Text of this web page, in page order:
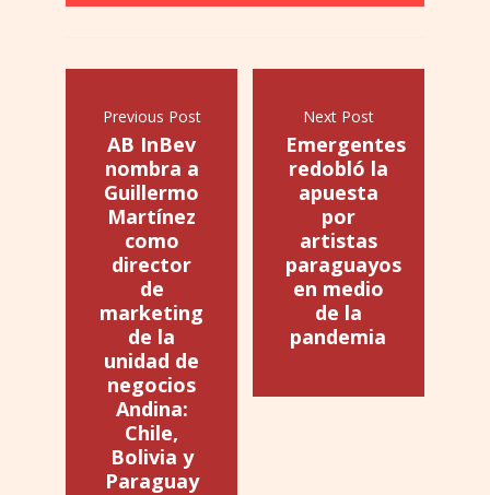
Previous Post
AB InBev
nombra a
Guillermo
Martínez
como
director
de
marketing
de la
unidad de
negocios
Andina:
Chile,
Bolivia y
Paraguay
Next Post
Emergentes
redobló la
apuesta
por
artistas
paraguayos
en medio
de la
pandemia